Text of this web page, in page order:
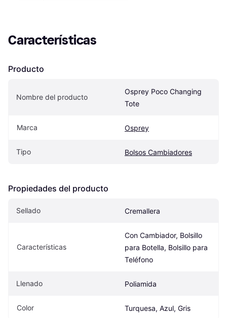
Características
Producto
Nombre del producto
Osprey Poco Changing
Tote
Marca Osprey
Tipo Bolsos Cambiadores
Propiedades del producto
Sellado Cremallera
Características
Con Cambiador, Bolsillo
para Botella, Bolsillo para
Teléfono
Llenado Poliamida
Color Turquesa, Azul, Gris